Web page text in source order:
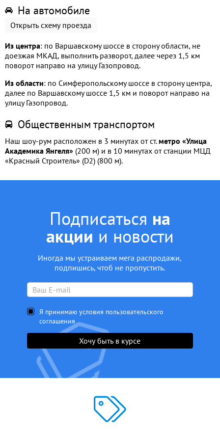
На автомобиле
Открыть схему проезда
Из центра: по Варшавскому шоссе в сторону области, не
доезжая МКАД, выполнить разворот, далее через 1,5 км
поворот направо на улицу Газопровод.
Из области: по Симферопольскому шоссе в сторону центра,
далее по Варшавскому шоссе 1,5 км и поворот направо на
улицу Газопровод.
Общественным транспортом
Наш шоу-рум расположен в 3 минутах от ст.метро «Улица
Академика Янгеля» (200 м) и в 10 минутах от станции МЦД
«Красный Строитель» (D2) (800 м).
Подписаться на
акции и новости
Иногда мы устраиваем мега распродажи,
подпишись, чтоб не пропустить.
Я принимаю условия пользовательского
соглашения
Хочу быть в курсе